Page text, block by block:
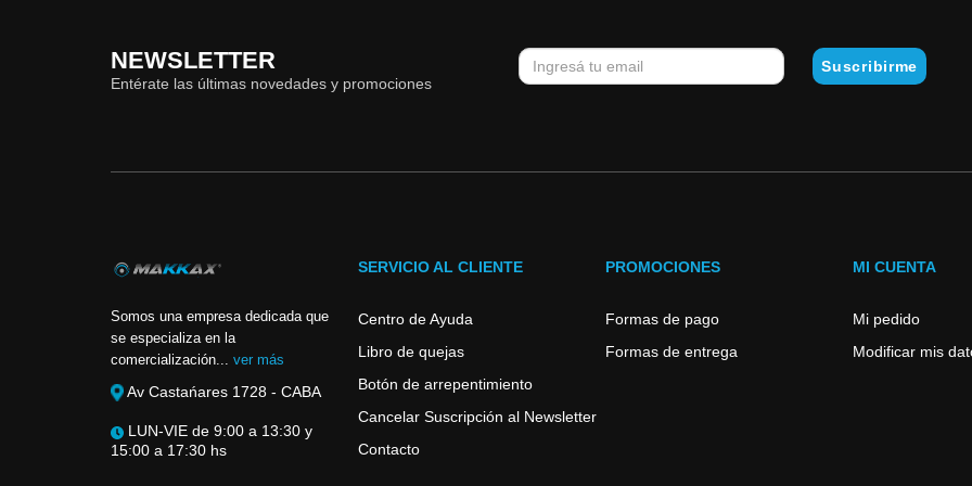
NEWSLETTER
Entérate las últimas novedades y promociones
Somos una empresa dedicada que
se especializa en la
comercialización... ver más
Av Castańares 1728 - CABA
LUN-VIE de 9:00 a 13:30 y
15:00 a 17:30 hs
SERVICIO AL CLIENTE
Centro de Ayuda
Libro de quejas
Botón de arrepentimiento
Cancelar Suscripción al Newsletter
Contacto
PROMOCIONES
Formas de pago
Formas de entrega
MI CUENTA
Mi pedido
Modificar mis